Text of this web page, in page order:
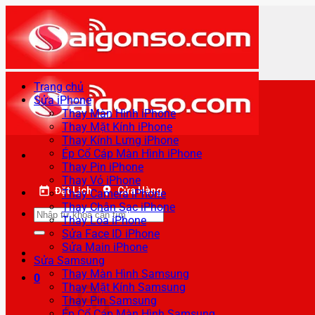
qua
nội
dung
Đặt Lịch Cửa Hàng
Tìm
kiếm:
0
Trang chủ
Sửa iPhone
Thay Màn Hình iPhone
Thay Mặt Kính iPhone
Thay Kính Lưng iPhone
Ép Cổ Cáp Màn Hình iPhone
Thay Pin iPhone
Thay Vỏ iPhone
Thay Camera iPhone
Thay Chân Sạc iPhone
Thay Loa iPhone
Sửa Face ID iPhone
Sửa Main iPhone
Sửa Samsung
Thay Màn Hình Samsung
Thay Mặt Kính Samsung
Thay Pin Samsung